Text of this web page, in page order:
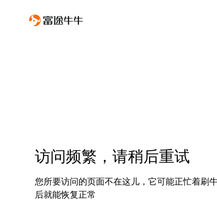
访问频繁，请稍后重试
您所要访问的页面不在这儿，它可能正忙着刷
后就能恢复正常